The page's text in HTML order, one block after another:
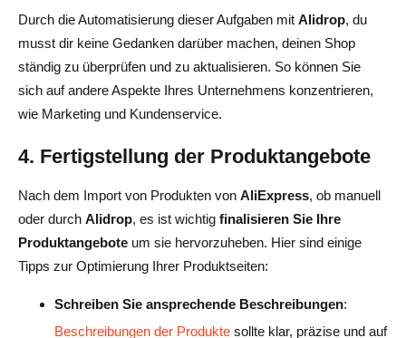
Durch die Automatisierung dieser Aufgaben mit Alidrop, du
musst dir keine Gedanken darüber machen, deinen Shop
ständig zu überprüfen und zu aktualisieren. So können Sie
sich auf andere Aspekte Ihres Unternehmens konzentrieren,
wie Marketing und Kundenservice.
4. Fertigstellung der Produktangebote
Nach dem Import von Produkten von AliExpress, ob manuell
oder durch Alidrop, es ist wichtig finalisieren Sie Ihre
Produktangebote um sie hervorzuheben. Hier sind einige
Tipps zur Optimierung Ihrer Produktseiten:
Schreiben Sie ansprechende Beschreibungen:
Beschreibungen der Produkte sollte klar, präzise und auf